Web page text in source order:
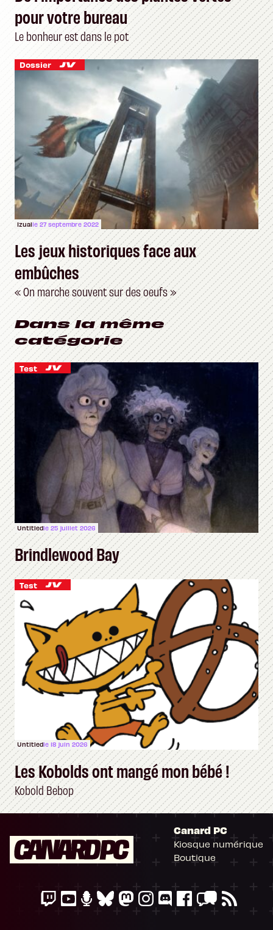
pour votre bureau
Le bonheur est dans le pot
Dossier
Izualle 27 septembre 2022
Les jeux historiques face aux
embûches
« On marche souvent sur des oeufs »
Dans la même
catégorie
Test
Untitledle 25 juillet 2026
Brindlewood Bay
Test
Untitledle 18 juin 2026
Les Kobolds ont mangé mon bébé !
Kobold Bebop
Canard PC
Kiosque numérique
Boutique